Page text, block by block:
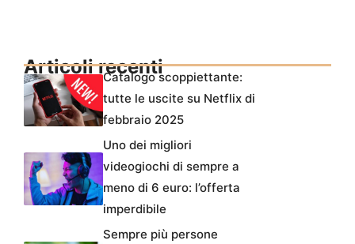
Articoli recentiCatalogo scoppiettante:
tutte le uscite su Netflix di
febbraio 2025
Uno dei migliori
videogiochi di sempre a
meno di 6 euro: l’offerta
imperdibile
Sempre più persone